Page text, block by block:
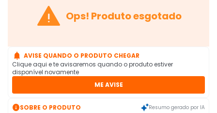
 Ops! Produto esgotado
 AVISE QUANDO O PRODUTO CHEGAR
Clique aqui e te avisaremos quando o produto estiver
disponível novamente
ME AVISE
SOBRE O PRODUTO Resumo gerado por IA